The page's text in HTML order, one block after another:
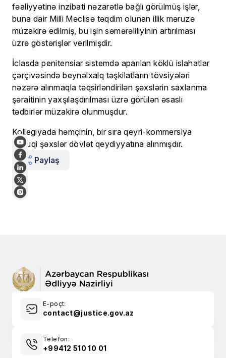
fəaliyyətinə inzibati nəzarətlə bağlı görülmüş işlər,
buna dair Milli Məclisə təqdim olunan illik məruzə
müzakirə edilmiş, bu işin səmərəliliyinin artırılması
üzrə göstərişlər verilmişdir.
İclasda penitensiar sistemdə aparılan köklü islahatlar
çərçivəsində beynəlxalq təşkilatların tövsiyələri
nəzərə alınmaqla təqsirləndirilən şəxslərin saxlanma
şəraitinin yaxşılaşdırılması üzrə görülən əsaslı
tədbirlər müzakirə olunmuşdur.
Kollegiyada həmçinin, bir sıra qeyri-kommersiya
hüquqi şəxslər dövlət qeydiyyatına alınmışdır.
Paylaş
E-poçt:
contact@justice.gov.az
Telefon:
+99412 510 10 01